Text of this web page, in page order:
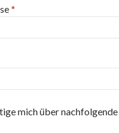
*
mich über